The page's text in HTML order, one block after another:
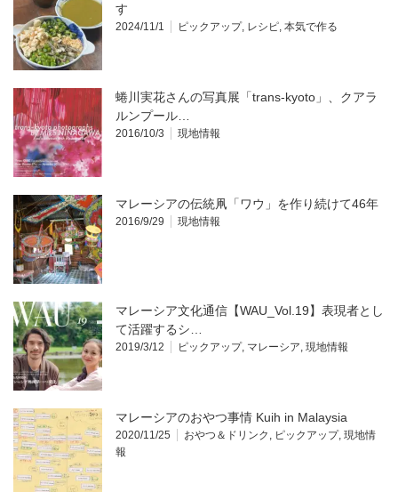
す
2024/11/1 ピックアップ, レシピ 本気で作る
蜷川実花さんの写真展「trans-kyoto」、クアラ
ルンプール…
2016/10/3 現地情報
マレーシアの伝統凧「ワウ」を作り続けて46年
2016/9/29 現地情報
マレーシア文化通信【WAU_Vol.19】表現者とし
て活躍するシ…
2019/3/12 ピックアップ, マレーシア 現地情報
マレーシアのおやつ事情 Kuih in Malaysia
2020/11/25 おやつ＆ドリンク ピックアップ, 現地情
報